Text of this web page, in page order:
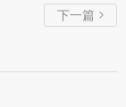
下一篇 